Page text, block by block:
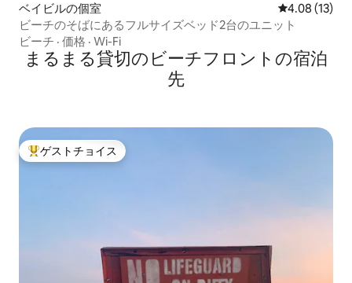
ベイビルの個室 レビュー13
4.08 (13)
ビーチのそばにあるフルサイズベッド2台のユニット
ビーチ · 価格 · Wi-Fi
まるまる貸切のビーチフロントの宿泊
先
大好評のゲストチョイスです。
ゲストチョイス